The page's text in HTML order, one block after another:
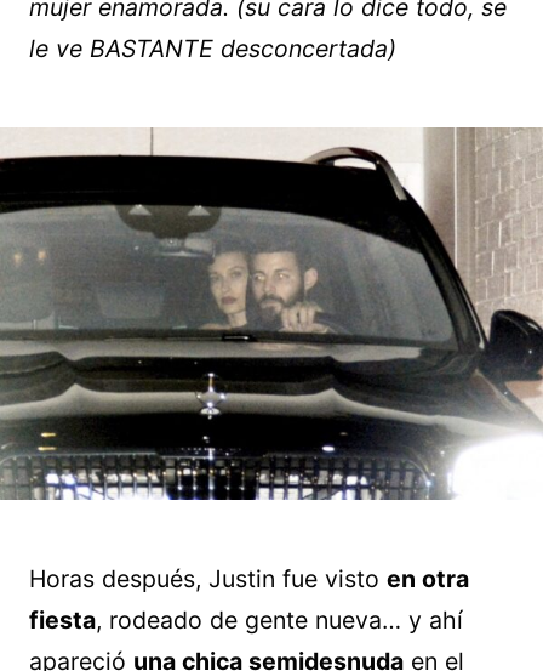
mujer enamorada. (su cara lo dice todo, se
le ve BASTANTE desconcertada)
Horas después, Justin fue visto en otra
fiesta, rodeado de gente nueva… y ahí
apareció una chica semidesnuda en el